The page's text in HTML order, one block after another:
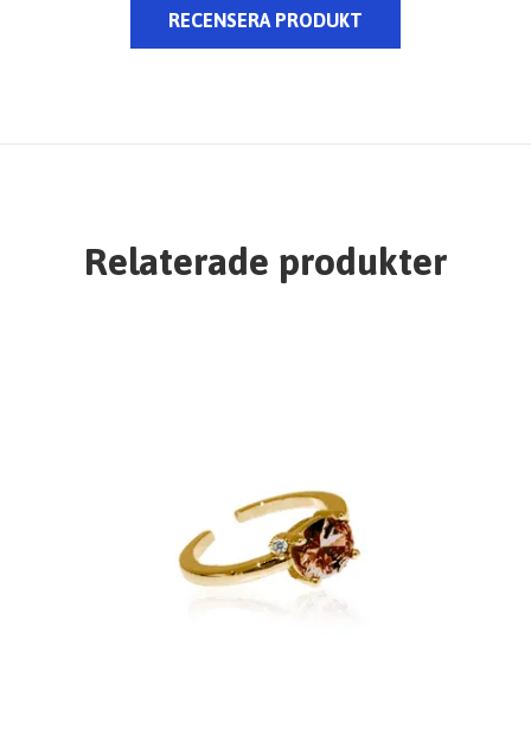
RECENSERA PRODUKT
Relaterade produkter